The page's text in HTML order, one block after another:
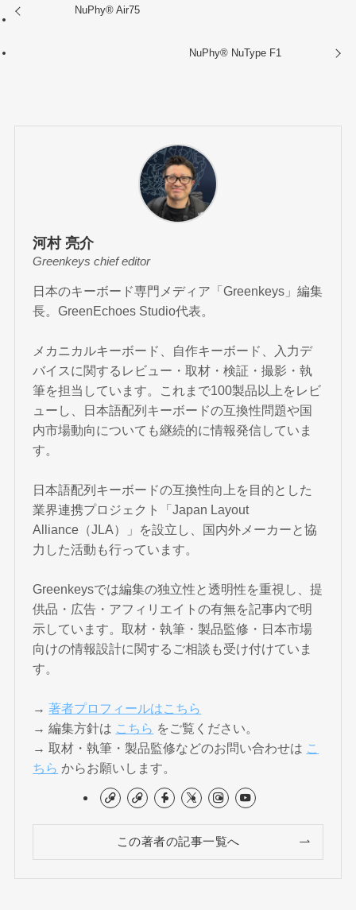
NuPhy®︎ Air75
NuPhy®︎ NuType F1
河村 亮介
Greenkeys chief editor
日本のキーボード専門メディア「Greenkeys」編集
長。GreenEchoes Studio代表。
メカニカルキーボード、自作キーボード、入力デ
バイスに関するレビュー・取材・検証・撮影・執
筆を担当しています。これまで100製品以上をレビ
ューし、日本語配列キーボードの互換性問題や国
内市場動向についても継続的に情報発信していま
す。
日本語配列キーボードの互換性向上を目的とした
業界連携プロジェクト「Japan Layout
Alliance（JLA）」を設立し、国内外メーカーと協
力した活動も行っています。
Greenkeysでは編集の独立性と透明性を重視し、提
供品・広告・アフィリエイトの有無を記事内で明
示しています。取材・執筆・製品監修・日本市場
向けの情報設計に関するご相談も受け付けていま
す。
→著者プロフィールはこちら
→ 編集方針は こちら をご覧ください。
→ 取材・執筆・製品監修などのお問い合わせは こ
ちら からお願いします。
この著者の記事一覧へ